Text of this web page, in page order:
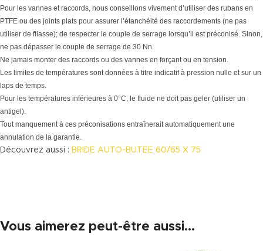
Pour les vannes et raccords, nous conseillons vivement d’utiliser des rubans en
PTFE ou des joints plats pour assurer l’étanchéité des raccordements (ne pas
utiliser de filasse); de respecter le couple de serrage lorsqu’il est préconisé. Sinon,
ne pas dépasser le couple de serrage de 30 Nn.
Ne jamais monter des raccords ou des vannes en forçant ou en tension.
Les limites de températures sont données à titre indicatif à pression nulle et sur un
laps de temps.
Pour les températures inférieures à 0°C, le fluide ne doit pas geler (utiliser un
antigel).
Tout manquement à ces préconisations entraînerait automatiquement une
annulation de la garantie.
Découvrez aussi : BRIDE AUTO-BUTEE 60/65 X 75
Vous aimerez peut-être aussi…